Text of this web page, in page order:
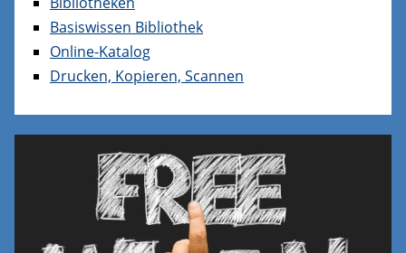
Basiswissen Bibliothek
Online-Katalog
Drucken, Kopieren, Scannen